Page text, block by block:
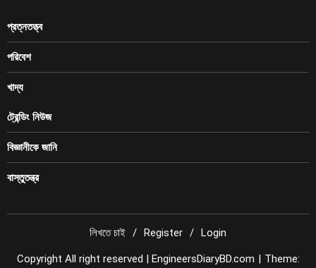
প্রত্নতত্ত্ব
পরিবেশ
খাদ্য
ট্রেন্ডিং নিউজ
বিজ্ঞানীকে জানি
বাস্তুতন্ত্র
লিখতে চাই Register Login
Copyright All right reserved | EngineersDiaryBD.com | Theme: